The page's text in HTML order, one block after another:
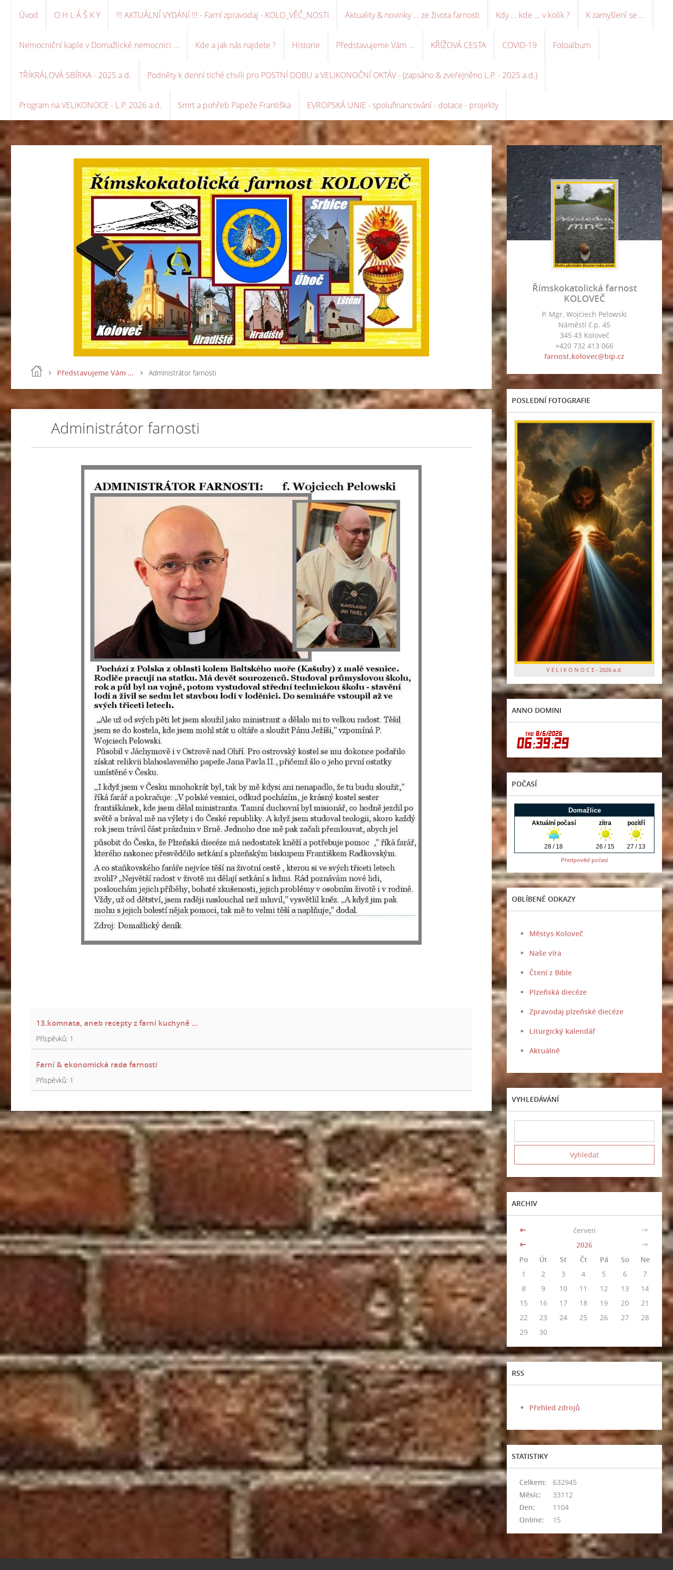
Úvod O H L Á Š K Y !!! AKTUÁLNÍ VYDÁNÍ !!! - Farní zpravodaj - KOLO_VĚČ_NOSTI Aktuality & novinky ... ze života farnosti Kdy ... kde ... v kolik ? K zamyšlení se ...
Nemocniční kaple v Domažlické nemocnici ... Kde a jak nás najdete ? Historie Představujeme Vám ... KŘÍŽOVÁ CESTA COVID-19 Fotoalbum
TŘÍKRÁLOVÁ SBÍRKA - 2025 a.d. Podněty k denní tiché chvíli pro POSTNÍ DOBU a VELIKONOČNÍ OKTÁV - (zapsáno & zveřejněno L.P. - 2025 a.d.)
Program na VELIKONOCE - L.P. 2026 a.d. Smrt a pohřeb Papeže Františka EVROPSKÁ UNIE - spolufinancování - dotace - projekty
Představujeme Vám ... Administrátor farnosti
Administrátor farnosti
13.komnata, aneb recepty z farní kuchyně ...
Příspěvků: 1
Farní & ekonomická rada farnosti
Příspěvků: 1
Římskokatolická farnost
KOLOVEČ
P. Mgr. Wojciech Pelowski
Náměstí č.p. 45
345 43 Koloveč
+420 732 413 066
farnost.kolovec@bip.cz
POSLEDNÍ FOTOGRAFIE
V E L I K O N O C E - 2026 a.d.
ANNO DOMINI
POČASÍ
Předpověď počasí
OBLÍBENÉ ODKAZY
Městys Koloveč
Naše víra
Čtení z Bible
Plzeňská diecéze
Zpravodaj plzeňské diecéze
Liturgický kalendář
Aktuálně
VYHLEDÁVÁNÍ
ARCHIV
<< červen
>>
<<
2026
>>
Po
Út St Čt Pá So
Ne
1
2 3 4 5 6
7
8
9 10 11 12 13
14
15
16 17 18 19 20
21
22
23 24 25 26 27
28
29
30
RSS
Přehled zdrojů
STATISTIKY
Online: 15
Celkem:
632945
Měsíc:
33112
Den:
1104